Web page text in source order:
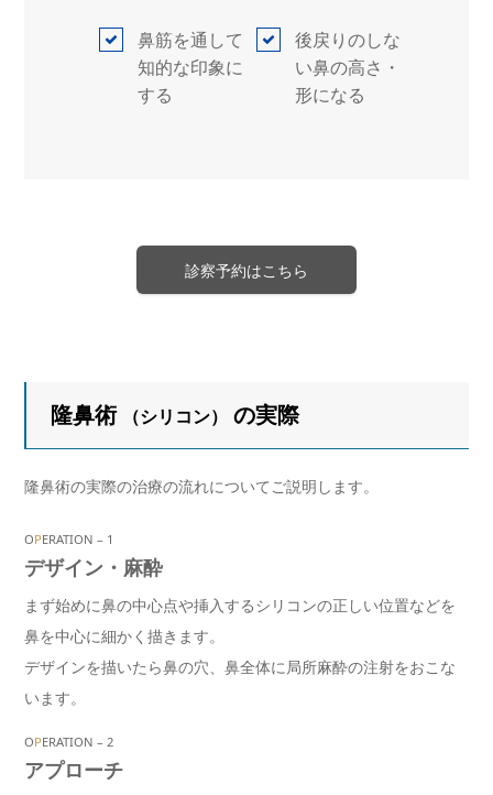
鼻筋を通して
知的な印象に
する
後戻りのしな
い鼻の高さ・
形になる
診察予約はこちら
隆鼻術 （シリコン） の実際
隆鼻術の実際の治療の流れについてご説明します。
OPERATION – 1
デザイン・麻酔
まず始めに鼻の中心点や挿入するシリコンの正しい位置などを
鼻を中心に細かく描きます。
デザインを描いたら鼻の穴、鼻全体に局所麻酔の注射をおこな
います。
OPERATION – 2
アプローチ